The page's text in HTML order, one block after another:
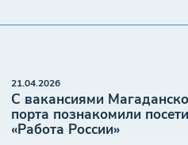
21.04.2026
С вакансиями
порта познакомили
«Работа России»